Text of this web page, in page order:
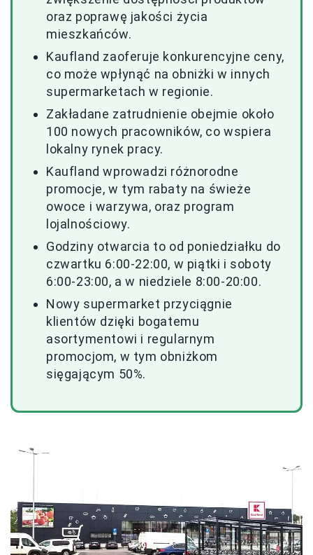
oraz poprawę jakości życia
mieszkańców.
Kaufland zaoferuje konkurencyjne ceny,
co może wpłynąć na obniżki w innych
supermarketach w regionie.
Zakładane zatrudnienie obejmie około
100 nowych pracowników, co wspiera
lokalny rynek pracy.
Kaufland wprowadzi różnorodne
promocje, w tym rabaty na świeże
owoce i warzywa, oraz program
lojalnościowy.
Godziny otwarcia to od poniedziałku do
czwartku 6:00-22:00, w piątki i soboty
6:00-23:00, a w niedziele 8:00-20:00.
Nowy supermarket przyciągnie
klientów dzięki bogatemu
asortymentowi i regularnym
promocjom, w tym obniżkom
sięgającym 50%.